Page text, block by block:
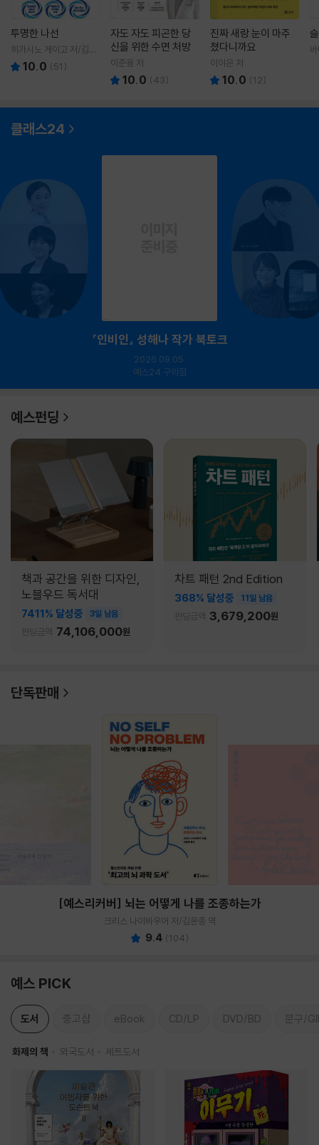
투명한 나선
히가시노 게이고 저/김선
영 역10.0 (51 )
자도 자도 피곤한 당
신을 위한 수면 처방
이준용 저
10.0 (43)
진짜 새랑 눈이 마주
쳤다니까요
이이은 저
10.0 (12)
클래스24
『인비인』 성해나 작가 북토크
2026.09.05.
예스24 구의점
예스펀딩
책과 공간을 위한 디자인,
노블우드 독서대
7411% 달성중 3일 남음
펀딩금액 74,106,000원
차트 패턴 2nd Edition
368% 달성중 11일 남음
펀딩금액 3,679,200원
단독판매
[예스리커버] 뇌는 어떻게 나를 조종하는가
크리스 나이바우어 저/김윤종 역
9.4 (104)
예스 PICK
도서 중고샵 eBook CD/LP DVD/BD 문구/
화제의 책 외국도서 세트도서